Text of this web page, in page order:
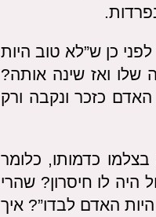
כן ש”לא טוב היות
ואז שינה אותה?
כזכר ונקבה ורק
כדמותו, כלומר
לו חיסרון? שהרי
האדם לבדו”? איך